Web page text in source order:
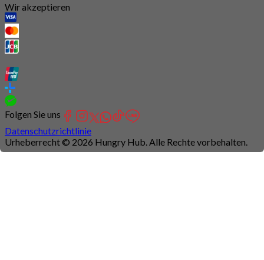
Wir akzeptieren
Folgen Sie uns
Datenschutzrichtlinie
Urheberrecht © 2026 Hungry Hub. Alle Rechte vorbehalten.
Connection